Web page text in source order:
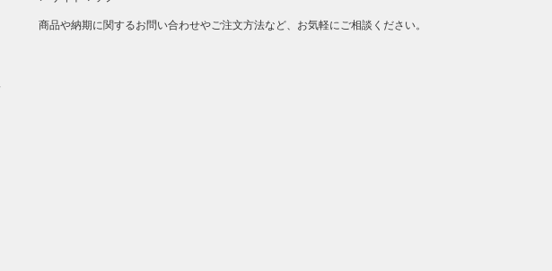
商品や納期に関するお問い合わせやご注文方法など、お気軽にご相談ください。